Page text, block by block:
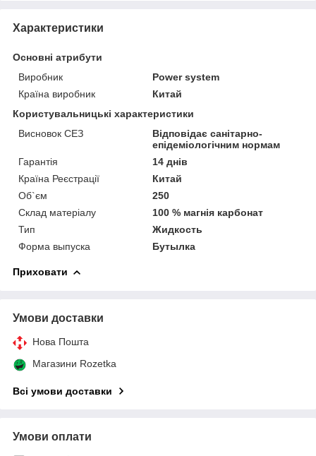
Характеристики
Основні атрибути
Виробник
Power system
Країна виробник
Китай
Користувальницькі характеристики
Висновок СЕЗ
Відповідає санітарно-
епідеміологічним нормам
Гарантія
14 днів
Країна Реєстрації
Китай
Об`єм
250
Склад матеріалу
100 % магнія карбонат
Тип
Жидкость
Форма выпуска
Бутылка
Приховати
Умови доставки
Нова Пошта
Магазини Rozetka
Всі умови доставки
Умови оплати